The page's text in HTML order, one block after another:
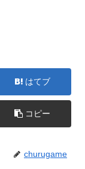
はてブ
コピー
churugame